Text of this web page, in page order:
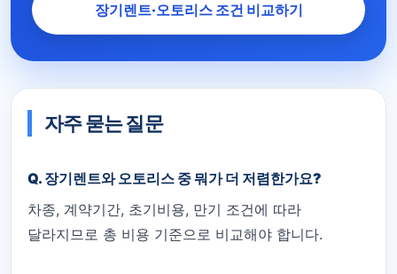
장기렌트·오토리스 조건 비교하기
자주 묻는 질문
Q. 장기렌트와 오토리스 중 뭐가 더 저렴한가요?
차종, 계약기간, 초기비용, 만기 조건에 따라
달라지므로 총 비용 기준으로 비교해야 합니다.